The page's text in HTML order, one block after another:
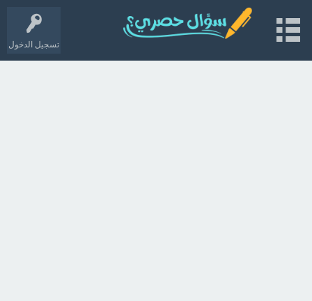
تسجيل الدخول